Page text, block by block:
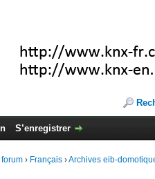
S’enregistrer
› Français ›Archives eib-